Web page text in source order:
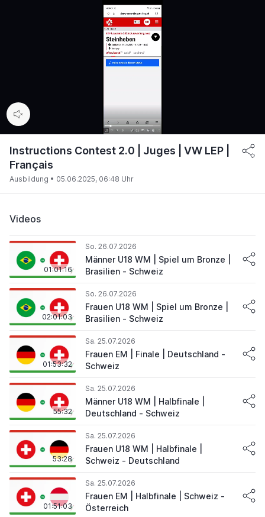
00:17
Instructions Contest 2.0 | Juges | VW LEP |
Français
Ausbildung • 05.06.2025, 06:48 Uhr
Videos
01:01:16
So. 26.07.2026
Männer U18 WM | Spiel um Bronze |
Brasilien - Schweiz
02:01:03
So. 26.07.2026
Frauen U18 WM | Spiel um Bronze |
Brasilien - Schweiz
01:53:32
Sa. 25.07.2026
Frauen EM | Finale | Deutschland -
Schweiz
55:32
Sa. 25.07.2026
Männer U18 WM | Halbfinale |
Deutschland - Schweiz
53:28
Sa. 25.07.2026
Frauen U18 WM | Halbfinale |
Schweiz - Deutschland
01:51:03
Sa. 25.07.2026
Frauen EM | Halbfinale | Schweiz -
Österreich